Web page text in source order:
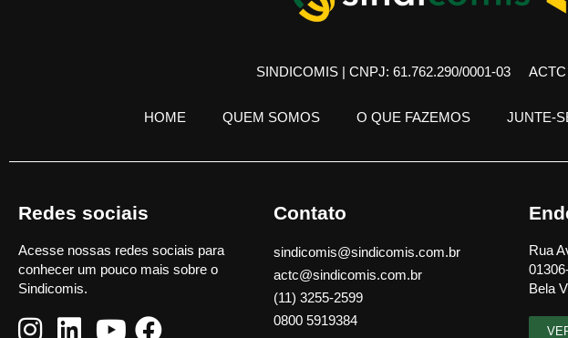
SINDICOMIS | CNPJ: 61.762.290/0001-03
HOME QUEM SOMOS O QUE FAZEMOS JUNTE-
Redes sociais
Acesse nossas redes sociais para
conhecer um pouco mais sobre o
Sindicomis.
Contato
sindicomis@sindicomis.com.br
actc@sindicomis.com.br
(11) 3255-2599
0800 5919384
Rua
Bela